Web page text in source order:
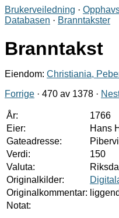
Brukerveiledning ·
Databasen · Branntakster
Branntakst
Eiendom: Christiania,
Forrige · 470 av 1378 ·
År:
1766
Eier:
Hans
Gateadresse:
Verdi:
150
Valuta:
Originalkilder:
Originalkommentar:
Notat: